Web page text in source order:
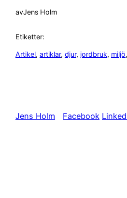
avJens Holm
Etiketter:
Artikel, artiklar, djur, jordbruk, miljö,
Jens Holm Facebook